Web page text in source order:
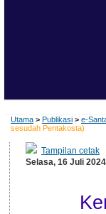
Utama > Publikasi > e-
sesudah Pentakosta)
Tampilan cetak
Selasa, 16 Juli